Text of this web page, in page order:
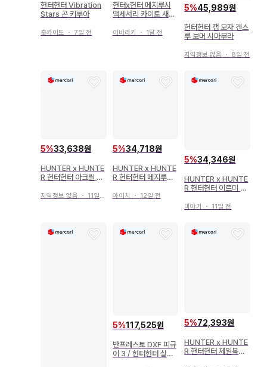
헌터헌터 Vibration
Stars 곤 키루아
홋카이도 ・ 7일 전
헌터x헌터 메지루시
액세서리 카이토 새상
이바라키 ・ 1달 전
5%45,989원
헌터헌터 캡 모자 겐스
루 보머 시마무라
지역정보 없음 ・ 8일 전
5%33,638원
HUNTER x HUNTE
R 헌터헌터 아크릴 블
지역정보 없음 ・ 11일 전
5%34,718원
HUNTER x HUNTE
R 헌터헌터 메지루시
아이치 ・ 12일 전
5%34,346원
HUNTER x HUNTE
R 헌터헌터 이르미 아
미야기 ・ 11일 전
5%117,525원
반프레스토 DXF 피규
어 3 / 헌터헌터 실바=
5%72,393원
HUNTER x HUNTE
R 헌터헌터 제일복권